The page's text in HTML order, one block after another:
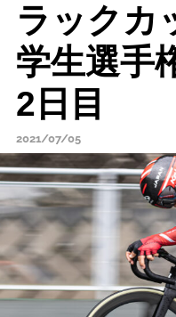
ラックカ
学生選手
2日目
2021/07/05